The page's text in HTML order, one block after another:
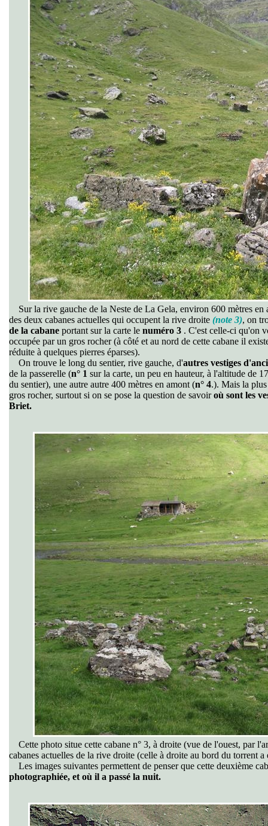
Sur la rive gauche de la Neste de La Gela, environ 600 mètres
des deux cabanes actuelles qui occupent la rive droite (note 3), on
de la cabane portant sur la carte le numéro 3 . C'est celle-ci qu'on
occupée par un gros rocher (à côté et au nord de cette cabane il
réduite à quelques pierres éparses).
On trouve le long du sentier, rive gauche, d'autres vestiges
de la passerelle (n° 1 sur la carte, un peu en hauteur, à l'altitude de
du sentier), une autre autre 400 mètres en amont (n° 4.). Mais la
gros rocher, surtout si on se pose la question de savoiroù sont les
Briet.
Cette photo situe cette cabane n° 3, à droite (vue de l'ouest, par
cabanes actuelles de la rive droite (celle à droite au bord du torrent
Les images suivantes permettent de penser que cette deuxième
photographiée, et où il a passé la nuit.